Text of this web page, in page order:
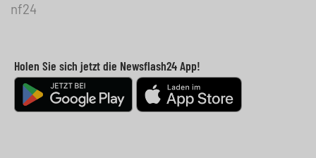
nf24
Holen Sie sich jetzt die Newsflash24 App!